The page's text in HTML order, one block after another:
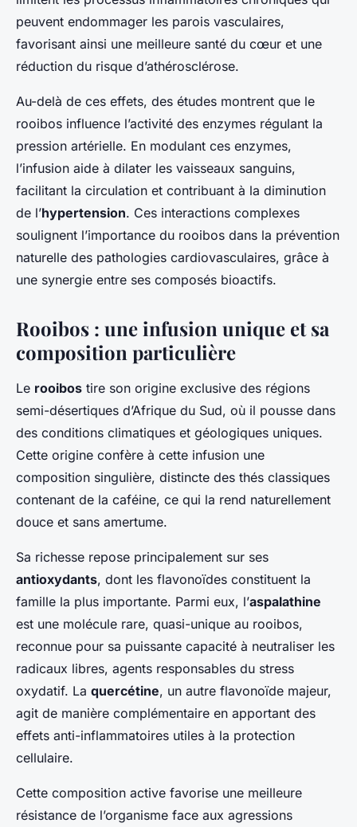
peuvent endommager les parois vasculaires,
favorisant ainsi une meilleure santé du cœur et une
réduction du risque d’athérosclérose.
Au-delà de ces effets, des études montrent que le
rooibos influence l’activité des enzymes régulant la
pression artérielle. En modulant ces enzymes,
l’infusion aide à dilater les vaisseaux sanguins,
facilitant la circulation et contribuant à la diminution
de l’hypertension. Ces interactions complexes
soulignent l’importance du rooibos dans la prévention
naturelle des pathologies cardiovasculaires, grâce à
une synergie entre ses composés bioactifs.
Rooibos : une infusion unique et sa
composition particulière
Le rooibos tire son origine exclusive des régions
semi-désertiques d’Afrique du Sud, où il pousse dans
des conditions climatiques et géologiques uniques.
Cette origine confère à cette infusion une
composition singulière, distincte des thés classiques
contenant de la caféine, ce qui la rend naturellement
douce et sans amertume.
Sa richesse repose principalement sur ses
antioxydants, dont les flavonoïdes constituent la
famille la plus importante. Parmi eux, l’aspalathine
est une molécule rare, quasi-unique au rooibos,
reconnue pour sa puissante capacité à neutraliser les
radicaux libres, agents responsables du stress
oxydatif. La quercétine, un autre flavonoïde majeur,
agit de manière complémentaire en apportant des
effets anti-inflammatoires utiles à la protection
cellulaire.
Cette composition active favorise une meilleure
résistance de l’organisme face aux agressions